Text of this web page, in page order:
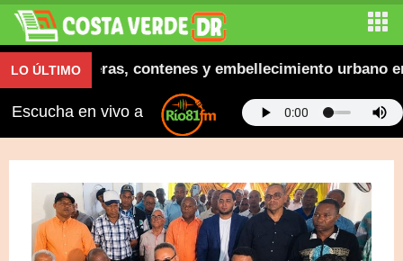
LO ÚLTIMOaceras, contenes y embellecimiento urbano en
Escucha en vivo a